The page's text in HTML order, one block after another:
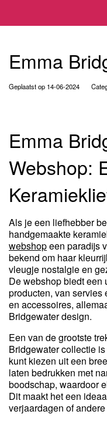
Emma
Geplaatst op 14-06-2024
Emma
Webshop:
Als je een liefhebber
handgemaakte
webshopeen paradijs
bekend om haar
vleugje nostalgie en
De webshop biedt een
producten, van servies
en accessoires,
Bridgewater design.
Een van de grootste
Bridgewater collectie
kunt kiezen uit een
laten bedrukken met
boodschap, waardoor
Dit maakt het een
verjaardagen of